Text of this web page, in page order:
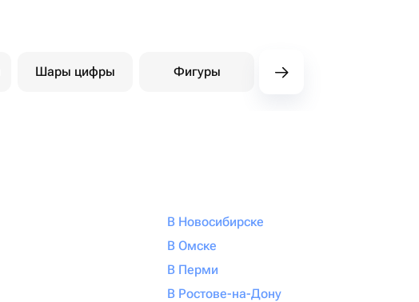
Шары цифры Фигуры Шары под потолок
В Новосибирске
В Омске
В Перми
В Ростове-на-Дону